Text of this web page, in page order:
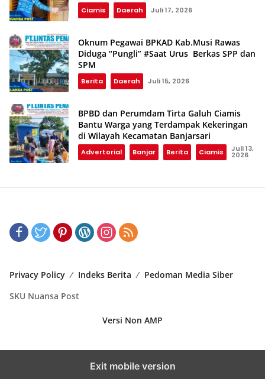
Ciamis Daerah Juli 17, 2026
Oknum Pegawai BPKAD Kab.Musi Rawas
Diduga “Pungli” #Saat Urus Berkas SPP dan
SPM
Berita Daerah Juli 15, 2026
BPBD dan Perumdam Tirta Galuh Ciamis
Bantu Warga yang Terdampak Kekeringan
di Wilayah Kecamatan Banjarsari
Advertorial Banjar Berita Ciamis Juli 13,
2026
Privacy Policy Indeks Berita
Pedoman Media Siber
SKU Nuansa Post
Versi Non AMP
Exit mobile version